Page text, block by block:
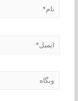
نام*
ایمیل*
وبگاه